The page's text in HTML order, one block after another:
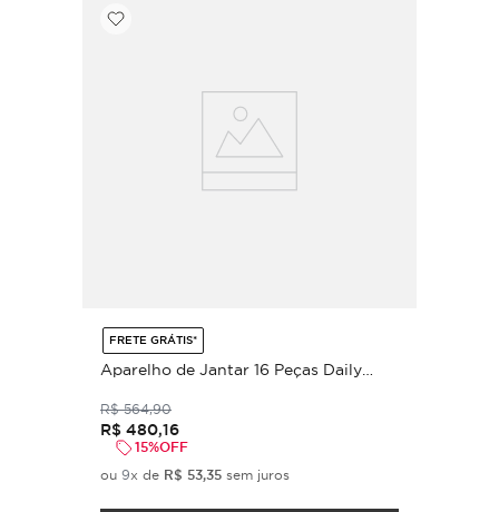
FRETE GRÁTIS*
Aparelho de Jantar 16 Peças Daily
R$ 564,90
R$ 480,16
15%OFF
ou 9x de R$ 53,35 sem juros